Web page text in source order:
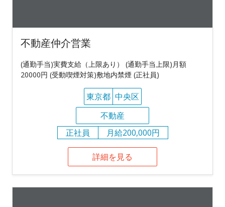
不動産仲介営業
(通勤手当)実費支給（上限あり） (通勤手当上限)月額
20000円 (受動喫煙対策)敷地内禁煙 (正社員)
東京都 中央区
不動産
正社員
月給200,000円
詳細を見る